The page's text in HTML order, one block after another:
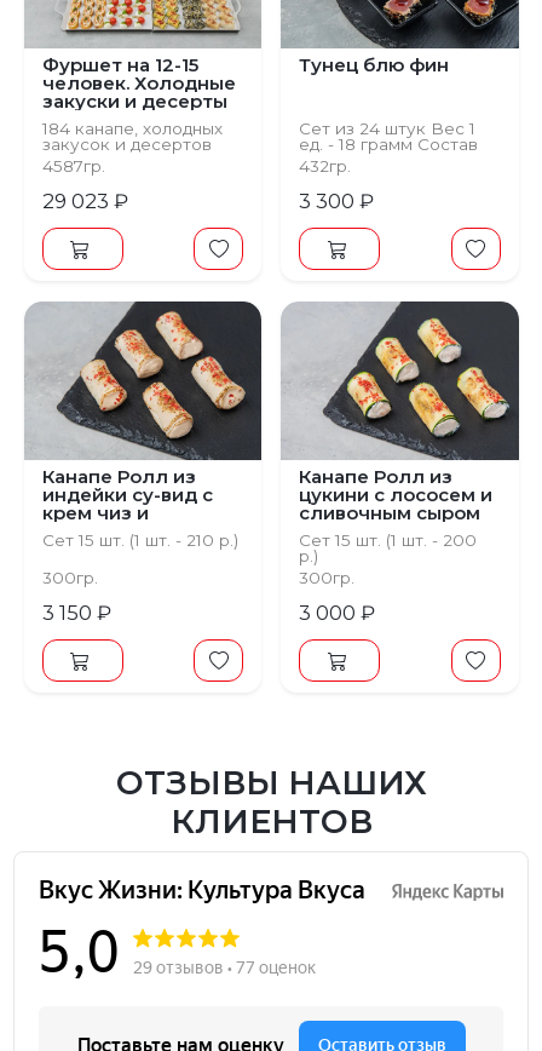
Фуршет на 12-15
человек. Холодные
закуски и десерты
№1
184 канапе, холодных
закусок и десертов
4587гр.
29 023 ₽
Тунец блю фин
Сет из 24 штук Вес 1
ед. - 18 грамм Состав
Соус терияки, кунжут,
тунец филе блю фин
432гр.
3 300 ₽
Канапе Ролл из
индейки су-вид с
крем чиз и
оливками
Сет 15 шт. (1 шт. - 210 р.)
300гр.
3 150 ₽
Канапе Ролл из
цукини с лососем и
сливочным сыром
Сет 15 шт. (1 шт. - 200
р.)
300гр.
3 000 ₽
ОТЗЫВЫ НАШИХ
КЛИЕНТОВ